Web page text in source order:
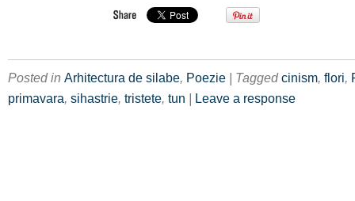
Posted in Arhitectura de silabe, Poezie | Taggedcinism, flori,
primavara, sihastrie, tristete, tun | Leave a response